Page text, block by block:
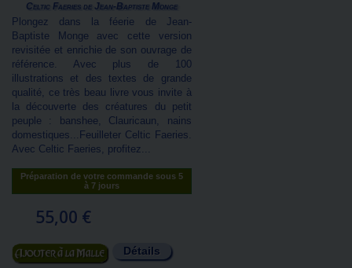
Celtic Faeries de Jean-Baptiste Monge
Plongez dans la féerie de Jean-
Baptiste Monge avec cette version
revisitée et enrichie de son ouvrage de
référence. Avec plus de 100
illustrations et des textes de grande
qualité, ce très beau livre vous invite à
la découverte des créatures du petit
peuple : banshee, Clauricaun, nains
domestiques...Feuilleter Celtic Faeries.
Avec Celtic Faeries, profitez...
Préparation de votre commande sous 5
à 7 jours
55,00 €
Ajouter au panier Détails